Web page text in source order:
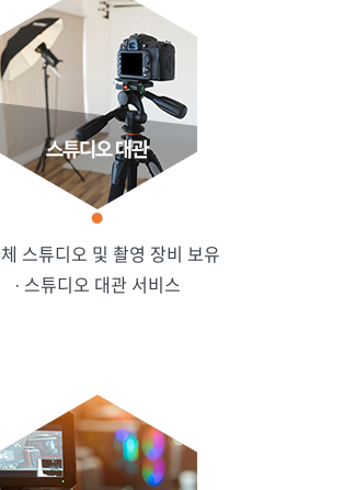
체 스튜디오 및 촬영 장비 보유
· 스튜디오 대관 서비스